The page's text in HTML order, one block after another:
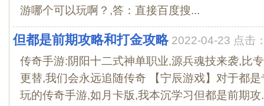
游哪个可以玩啊？,答：直接百度搜...
但都是前期攻略和打金攻略 2022-04-23 点击
传奇手游:阴阳十二式神单职业,源兵魂技来袭,比
更替,我们会永远追随传奇 【宁辰游戏】对于都
玩的传奇手游,如月卡版,我本沉学习但都是前期攻